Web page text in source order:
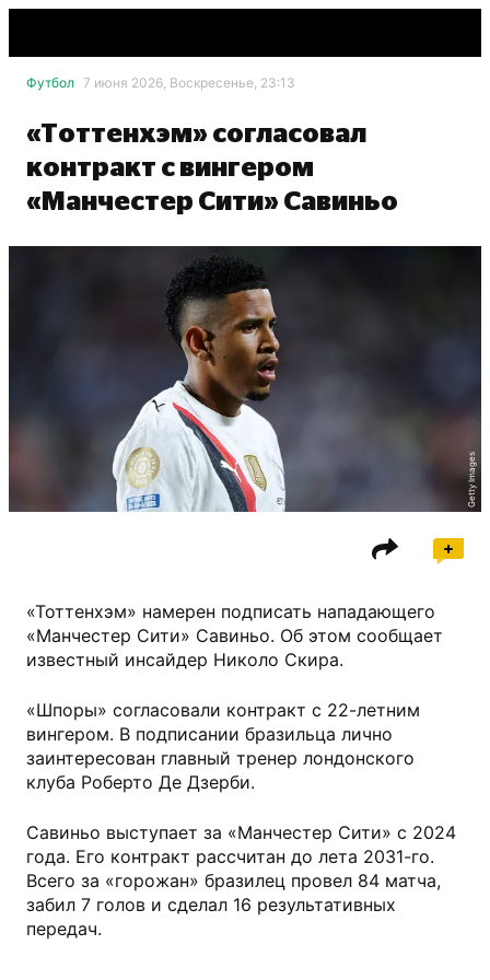
Футбол 7 июня 2026, Воскресенье, 23:13
«Тоттенхэм» согласовал
контракт с вингером
«Манчестер Сити» Савиньо
Getty Images
«Тоттенхэм» намерен подписать нападающего
«Манчестер Сити» Савиньо. Об этом сообщает
известный инсайдер Николо Скира.
«Шпоры» согласовали контракт с 22-летним
вингером. В подписании бразильца лично
заинтересован главный тренер лондонского
клуба Роберто Де Дзерби.
Савиньо выступает за «Манчестер Сити» с 2024
года. Его контракт рассчитан до лета 2031-го.
Всего за «горожан» бразилец провел 84 матча,
забил 7 голов и сделал 16 результативных
передач.